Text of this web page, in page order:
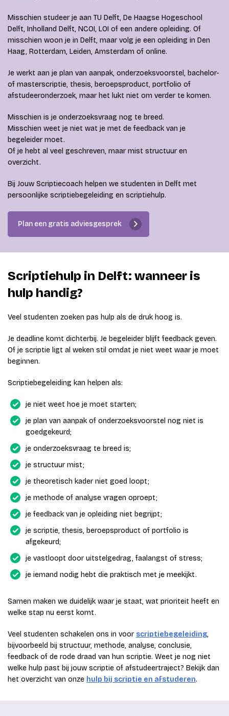
Misschien studeer je aan TU Delft, De Haagse Hogeschool
Delft, Inholland Delft, NCOI, LOI of een andere opleiding. Of
misschien woon je in Delft, maar volg je een opleiding in Den
Haag, Rotterdam, Leiden, Amsterdam of online.
Je werkt aan je plan van aanpak, onderzoeksvoorstel, bachelor-
of masterscriptie, thesis, beroepsproduct, portfolio of
afstudeeronderzoek, maar het lukt niet om verder te komen.
Misschien is je onderzoeksvraag nog te breed.
Misschien weet je niet wat je met de feedback van je
begeleider moet.
Of je hebt al veel geschreven, maar mist structuur en
overzicht.
Bij Jouw Scriptiecoach helpen we studenten in Delft met
persoonlijke scriptiebegeleiding en scriptiehulp.
Plan een gratis adviesgesprek
Scriptiehulp in Delft: wanneer is
hulp handig?
Veel studenten zoeken pas hulp als de druk hoog is.
Je deadline komt dichterbij. Je begeleider blijft feedback geven.
Of je scriptie ligt al weken stil omdat je niet weet waar je moet
beginnen.
Scriptiebegeleiding kan helpen als:
je niet weet hoe je moet starten;
je plan van aanpak of onderzoeksvoorstel nog niet is
goedgekeurd;
je onderzoeksvraag te breed is;
je structuur mist;
je theoretisch kader niet goed loopt;
je methode of analyse vragen oproept;
je feedback van je opleiding niet begrijpt;
je scriptie, thesis, beroepsproduct of portfolio is
afgekeurd;
je vastloopt door uitstelgedrag, faalangst of stress;
je iemand nodig hebt die praktisch met je meekijkt.
Samen maken we duidelijk waar je staat, wat prioriteit heeft en
welke stap nu eerst komt.
Veel studenten schakelen ons in voor scriptiebegeleiding,
bijvoorbeeld bij structuur, methode, analyse, conclusie,
feedback of de rode draad van hun scriptie. Weet je nog niet
welke hulp past bij jouw scriptie of afstudeertraject? Bekijk dan
het overzicht van onze hulp bij scriptie en afstuderen.